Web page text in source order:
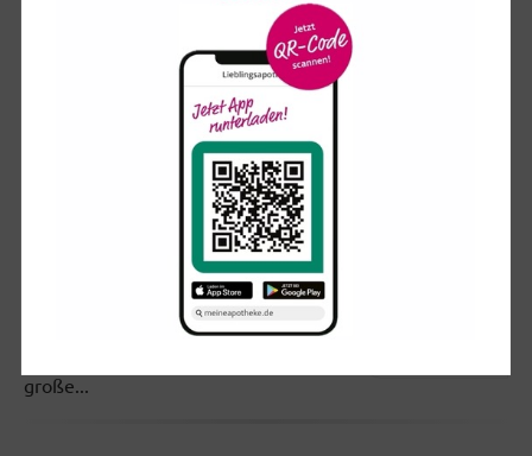
Partielle Sonnenfinsternis: So schützen Sie Ihre Augen
Am kommenden Mittwoch (12.
August) dürften sich ab etwa 19 Uhr
viele Blicke erwartungsvoll in den
Himmel richten. Ist der wolkenfrei,...
So trainiert man das Gleichgewicht (und nebenbei den
Wenn wir auf einem wackeligen
Untergrund oder nur auf einem Bein
stehen, zwingen wir verschiedene
große...